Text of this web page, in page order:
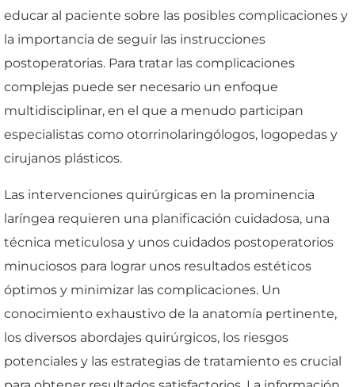
educar al paciente sobre las posibles complicaciones y
la importancia de seguir las instrucciones
postoperatorias. Para tratar las complicaciones
complejas puede ser necesario un enfoque
multidisciplinar, en el que a menudo participan
especialistas como otorrinolaringólogos, logopedas y
cirujanos plásticos.
Las intervenciones quirúrgicas en la prominencia
laríngea requieren una planificación cuidadosa, una
técnica meticulosa y unos cuidados postoperatorios
minuciosos para lograr unos resultados estéticos
óptimos y minimizar las complicaciones. Un
conocimiento exhaustivo de la anatomía pertinente,
los diversos abordajes quirúrgicos, los riesgos
potenciales y las estrategias de tratamiento es crucial